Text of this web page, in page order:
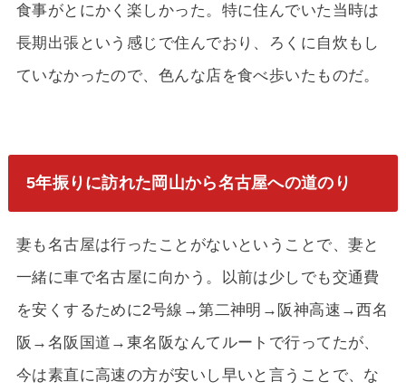
食事がとにかく楽しかった。特に住んでいた当時は
長期出張という感じで住んでおり、ろくに自炊もし
ていなかったので、色んな店を食べ歩いたものだ。
5年振りに訪れた岡山から名古屋への道のり
妻も名古屋は行ったことがないということで、妻と
一緒に車で名古屋に向かう。以前は少しでも交通費
を安くするために2号線→第二神明→阪神高速→西名
阪→名阪国道→東名阪なんてルートで行ってたが、
今は素直に高速の方が安いし早いと言うことで、な